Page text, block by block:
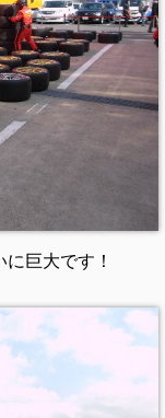
巨大です！